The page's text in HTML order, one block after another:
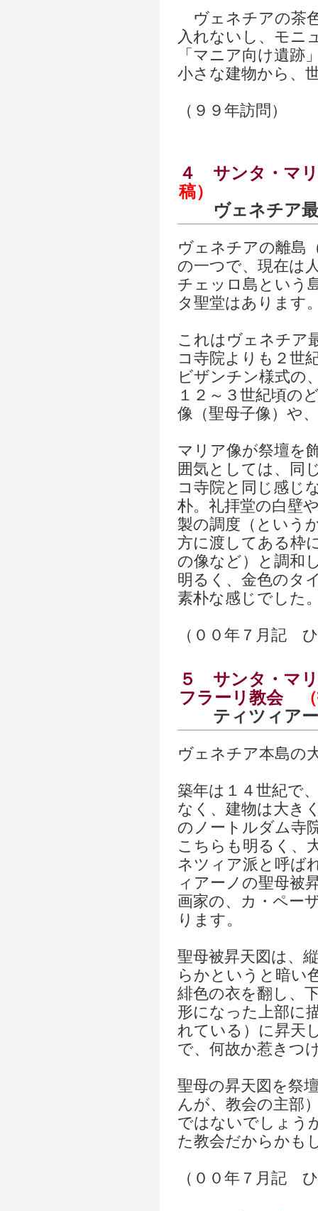
ヴェネチアの茶
入れないし、モニ
「マニア向け遺跡
小さな建物から、
（９９年訪問）
４
サンタ・マ
稿）
ヴェネチア
ヴェネチアの離島
の一つで、現在は
チェッロ島という
タ聖堂はあります
これはヴェネチア
コ寺院よりも２世
ビザンチン様式の
１２～３世紀頃の
像（聖母子像）や
マリア像が祭壇を
囲気としては、同
コ寺院と同じ感じ
朴。礼拝堂の白壁
製の調度（という
方に渡してある枠
の像など）と調和
明るく、金色のタ
素朴な感じでした
（００年７月記
５
サンタ・マ
フラーリ教会
ティツィア
ヴェネチア本島の
築年は１４世紀で
なく、建物は大き
のノートルダム寺
こちらも明るく、
ネツィア派と呼ば
ィアーノの聖母被
画家の、カ・ペー
ります。
聖母被昇天図は、
らかというと暗い
緋色の衣を翻し、
形になった上部に
れている）に昇天
で、何故か惹きつ
聖母の昇天図を祭
んが、教会の主部
ではないでしょう
た教会だからかも
（００年７月記